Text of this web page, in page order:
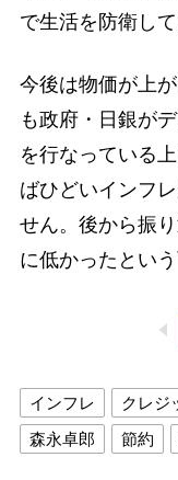
で生活を防衛し
今後は物価が上
も政府・日銀が
を行なっている
ばひどいインフ
せん。後から振
に低かったとい
インフレ クレジ
森永卓郎
節約